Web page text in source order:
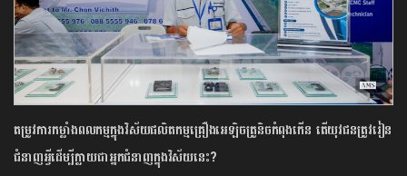
តម្រូវការកម្លាំងពលកម្មក្នុងវិស័យផលិតកម្មគ្រឿងអេឡិចត្រូនិចកំពុងកើន តើយុវជនត្រូវរៀន
ជំនាញអ្វី​ដើម្បី​ក្លាយជាអ្នកជំនាញ​ក្នុងវិស័យនេះ?